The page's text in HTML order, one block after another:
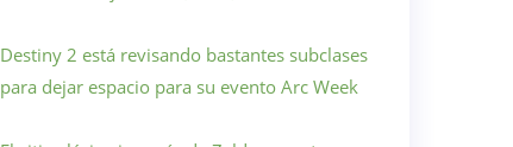
Destiny 2 está revisando bastantes subclases
para dejar espacio para su evento Arc Week